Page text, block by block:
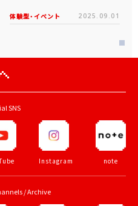
体験型・イベント 2025.09.01
SNS
Instagram note
/ Archive